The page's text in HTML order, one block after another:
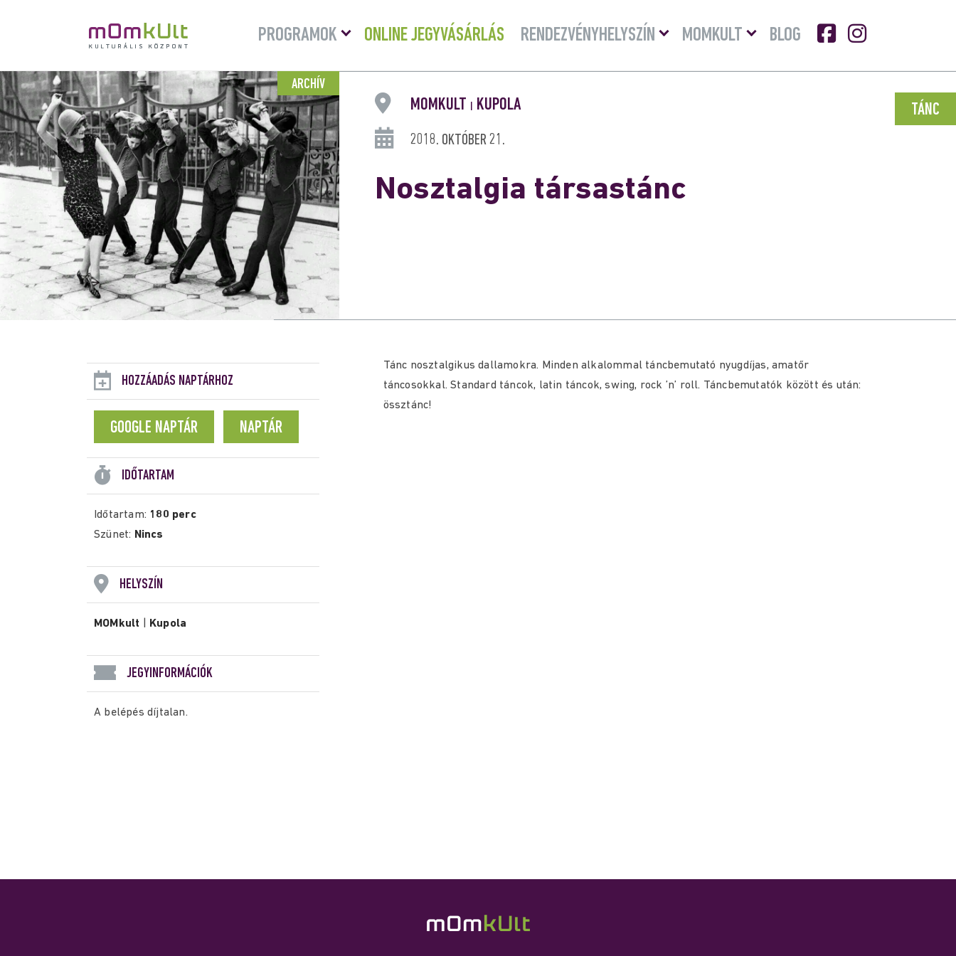
PROGRAMOK
Menü
lenyitása
ONLINE JEGYVÁSÁRLÁS RENDEZVÉNYHELYSZÍN
Menü
lenyitásaMOMKULT
Menü
lenyitása
BLOG
ARCHÍV
TÁNC
MOMKULT KUPOLA
2018. OKTÓBER 21.
Nosztalgia társastánc
HOZZÁADÁS NAPTÁRHOZ
GOOGLE NAPTÁR NAPTÁR
IDŐTARTAM
Időtartam: 180 perc
Szünet: Nincs
HELYSZÍN
MOMkult Kupola
JEGYINFORMÁCIÓK
A belépés díjtalan.
Tánc nosztalgikus dallamokra. Minden alkalommal táncbemutató nyugdíjas, amatőr
táncosokkal. Standard táncok, latin táncok, swing, rock ’n’ roll. Táncbemutatók között és után:
össztánc!